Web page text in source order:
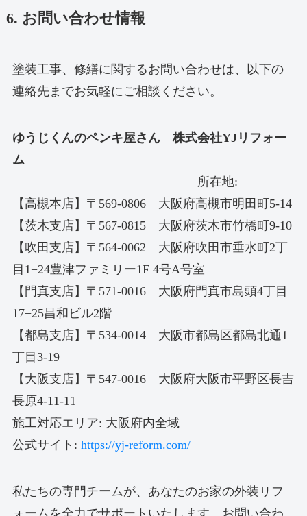
6. お問い合わせ情報
塗装工事、修繕に関するお問い合わせは、以下の
連絡先までお気軽にご相談ください。
ゆうじくんのペンキ屋さん 株式会社YJリフォー
ム
所在地:
【高槻本店】〒569-0806 大阪府高槻市明田町5-14
【茨木支店】〒567-0815 大阪府茨木市竹橋町9-10
【吹田支店】〒564-0062 大阪府吹田市垂水町2丁
目1−24豊津ファミリー1F 4号A号室
【門真支店】〒571-0016 大阪府門真市島頭4丁目
17−25昌和ビル2階
【都島支店】〒534-0014 大阪市都島区都島北通1
丁目3-19
【大阪支店】〒547-0016 大阪府大阪市平野区長吉
長原4-11-11
施工対応エリア: 大阪府内全域
公式サイト: https://yj-reform.com/
私たちの専門チームが、あなたのお家の外装リフ
ォームを全力でサポートいたします。お問い合わ